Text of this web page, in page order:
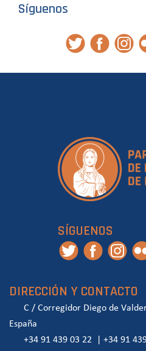
Síguenos
SÍGUENOS
DIRECCIÓN Y CONTACTO
C / Corregidor Diego de
España
+34 91 439 03 22
+34 91